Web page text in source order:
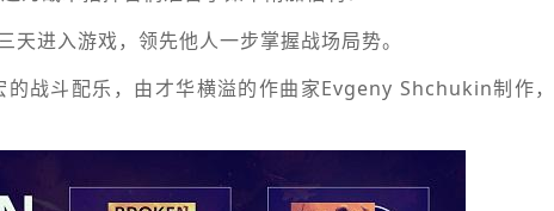
天进入游戏，领先他人一步掌握战场局势。
的战斗配乐，由才华横溢的作曲家Evgeny Shchukin制作，